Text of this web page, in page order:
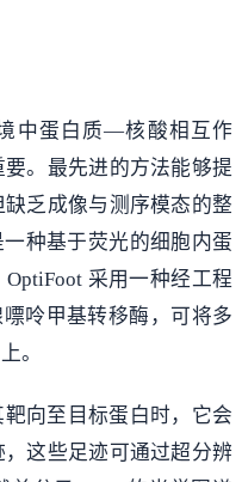
中蛋白质—核酸相互作
。最先进的方法能够提
乏成像与测序模态的整
种基于荧光的细胞内蛋
采用一种经工程
呤甲基转移酶，可将多
。
向至目标蛋白时，它会
这些足迹可通过超分辨